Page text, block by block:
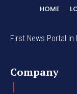
HOME
First News Portal in
Company